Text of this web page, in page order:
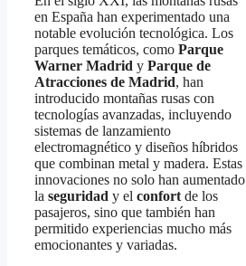
en España han experimentado una
notable evolución tecnológica. Los
parques temáticos, como Parque
Warner Madrid y Parque de
Atracciones de Madrid, han
introducido montañas rusas con
tecnologías avanzadas, incluyendo
sistemas de lanzamiento
electromagnético y diseños híbridos
que combinan metal y madera. Estas
innovaciones no solo han aumentado
la seguridad y el confort de los
pasajeros, sino que también han
permitido experiencias mucho más
emocionantes y variadas.